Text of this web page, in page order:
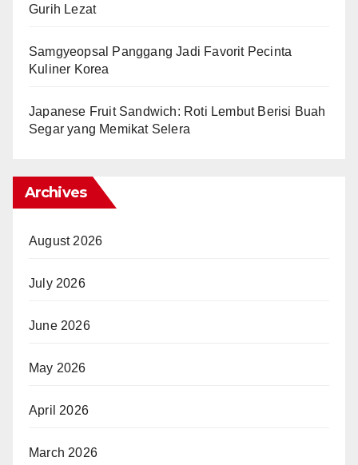
Gurih Lezat
Samgyeopsal Panggang Jadi Favorit Pecinta
Kuliner Korea
Japanese Fruit Sandwich: Roti Lembut Berisi Buah
Segar yang Memikat Selera
Archives
August 2026
July 2026
June 2026
May 2026
April 2026
March 2026